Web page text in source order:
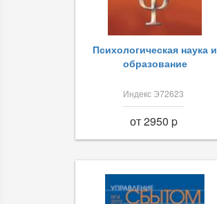
Психологическая наука и
образование
Индекс Э72623
от 2950 p